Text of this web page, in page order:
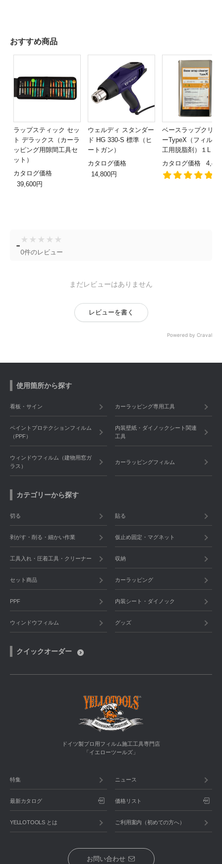
おすすめ商品
ラップスティック セッ
ト デラックス（カーラ
ッピング用隙間工具セ
ット）
カタログ価格
39,600円
ウェルディ スタンダー
ド HG 330-S 標準（ヒ
ートガン）
カタログ価格
14,800円
ベースラップクリー
ーTypeX（フィルム
工用脱脂剤）１L
カタログ価格
- ★ ★ ★ ★ ★
0件のレビュー
まだレビューはありません
レビューを書く
Powered by Craval
使用箇所から探す
看板・サイン カーラッピング専用工具
ペイントプロテクションフィルム
（PPF）
内装壁紙・ダイノックシート関連
工具
ウィンドウフィルム（建物用窓ガ
ラス）
カーラッピングフィルム
カテゴリーから探す
切る 貼る
剥がす・削る・細かい作業 仮止め固定・マグネット
工具入れ・圧着工具・クリーナー 収納
セット商品 カーラッピング
PPF 内装シート・ダイノック
ウィンドウフィルム グッズ
クイックオーダー
ドイツ製プロ用フィルム施工工具専門店
「イエローツールズ」
特集 ニュース
最新カタログ 価格リスト
YELLOTOOLS とは ご利用案内（初めての方へ）
お問い合わせ